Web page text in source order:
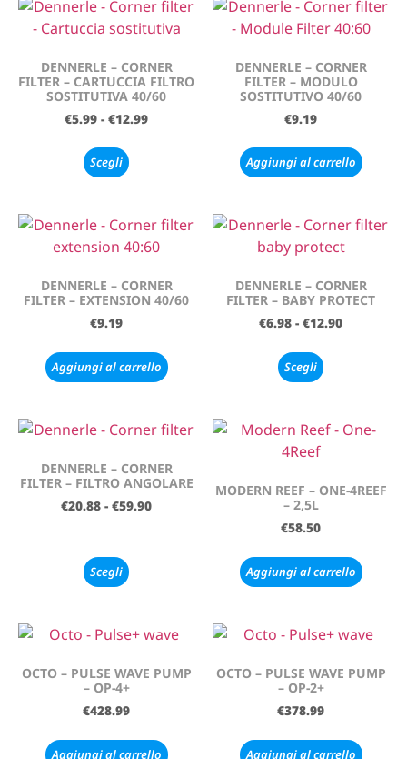
DENNERLE – CORNER
FILTER – CARTUCCIA FILTRO
SOSTITUTIVA 40/60
€5.99 - €12.99
Scegli
DENNERLE – CORNER
FILTER – MODULO
SOSTITUTIVO 40/60
€9.19
Aggiungi al carrello
DENNERLE – CORNER
FILTER – EXTENSION 40/60
€9.19
Aggiungi al carrello
DENNERLE – CORNER
FILTER – BABY PROTECT
€6.98 - €12.90
Scegli
DENNERLE – CORNER
FILTER – FILTRO ANGOLARE
€20.88 - €59.90
Scegli
MODERN REEF – ONE-4REEF
– 2,5L
€58.50
Aggiungi al carrello
OCTO – PULSE WAVE PUMP
– OP-4+
€428.99
Aggiungi al carrello
OCTO – PULSE WAVE PUMP
– OP-2+
€378.99
Aggiungi al carrello